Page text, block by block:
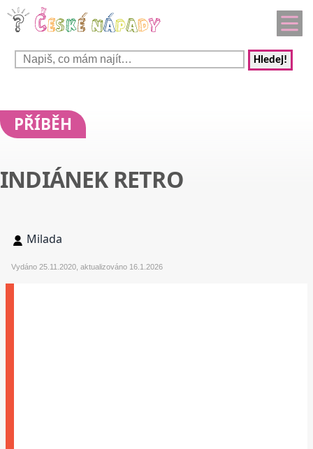
Hledej!
PŘÍBĚH
INDIÁNEK RETRO
Milada
Vydáno 25.11.2020, aktualizováno 16.1.2026